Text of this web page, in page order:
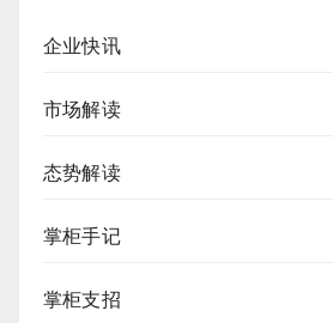
企业快讯
市场解读
态势解读
掌柜手记
掌柜支招